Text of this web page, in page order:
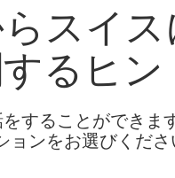
スイ
るヒン
することができ
ョンをお選びくださ